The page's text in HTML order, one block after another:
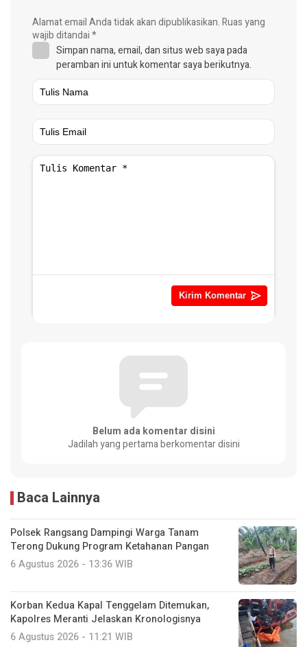
Alamat email Anda tidak akan dipublikasikan.Ruas yang
wajib ditandai*
Simpan nama, email, dan situs web saya pada
peramban ini untuk komentar saya berikutnya.
Belum ada komentar disini
Jadilah yang pertama berkomentar disini
Baca Lainnya
Polsek Rangsang Dampingi Warga Tanam
Terong Dukung Program Ketahanan Pangan
6 Agustus 2026 - 13:36 WIB
Korban Kedua Kapal Tenggelam Ditemukan,
Kapolres Meranti Jelaskan Kronologisnya
6 Agustus 2026 - 11:21 WIB